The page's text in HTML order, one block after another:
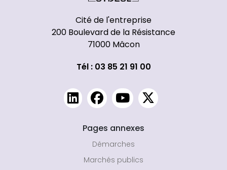
Cité de l'entreprise
200 Boulevard de la Résistance
71000 Mâcon
Tél : 03 85 21 91 00
Pages annexes
Démarches
Marchés publics